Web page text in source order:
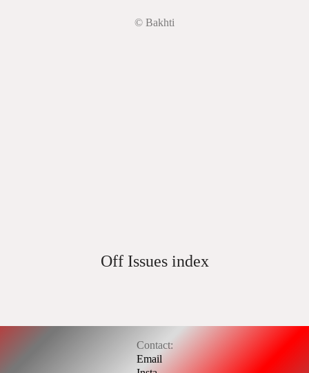
© Bakhti
Off Issues index
Contact:
Email